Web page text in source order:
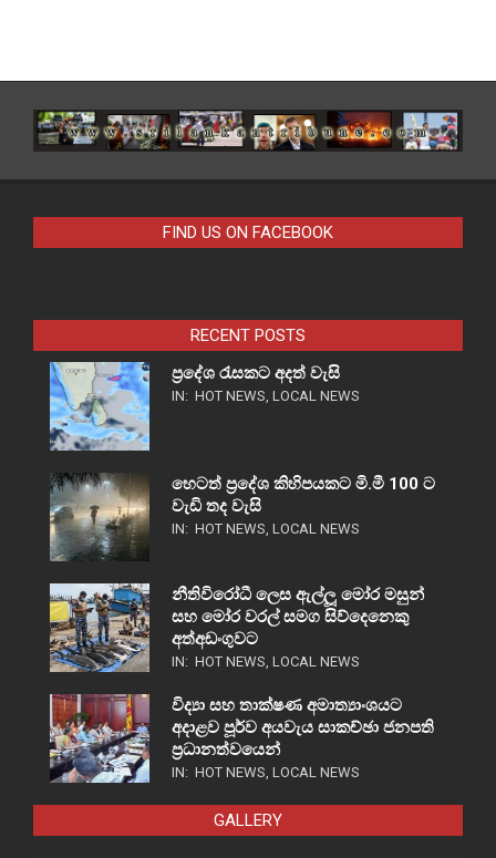
FIND US ON FACEBOOK
RECENT POSTS
ප්‍රදේශ රැසකට අදත් වැසි
IN: HOT NEWS, LOCAL NEWS
හෙටත් ප්‍රදේශ කිහිපයකට මි.මී 100 ට
වැඩි තද වැසි
IN: HOT NEWS, LOCAL NEWS
නීතිවිරෝධී ලෙස ඇල්ලූ මෝර මසුන්
සහ මෝර වරල් සමග සිව්දෙනෙකු
අත්අඩංගුවට
IN: HOT NEWS, LOCAL NEWS
විද්‍යා සහ තාක්ෂණ අමාත්‍යාංශයට
අදාළව පූර්ව අයවැය සාකච්ඡා ජනපති
ප්‍රධානත්වයෙන්
IN: HOT NEWS, LOCAL NEWS
GALLERY